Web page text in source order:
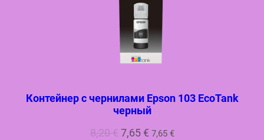
Контейнер с чернилами Epson 103 EcoTank
черный
8,20€ Первоначальная
7,65€Текущая
7,65 €